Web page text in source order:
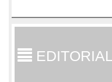
EDITORIAL